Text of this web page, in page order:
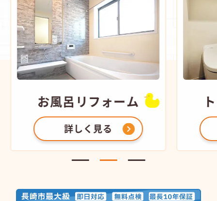
お風呂 リフォーム
詳しく見る